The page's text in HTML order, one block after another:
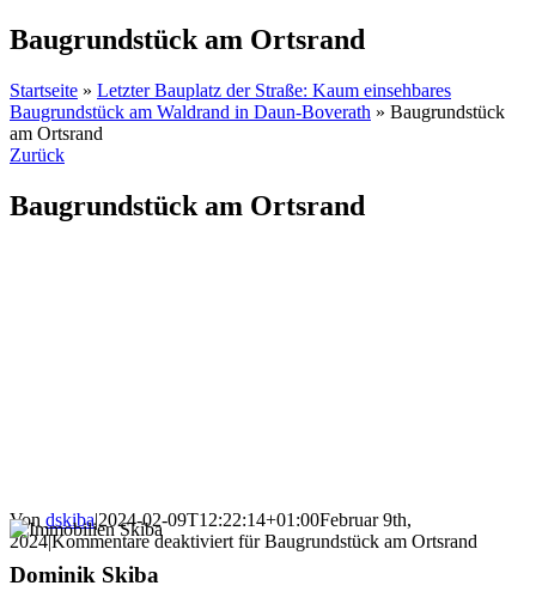
Baugrundstück am Ortsrand
Startseite » Letzter Bauplatz der Straße: Kaum einsehbares
Baugrundstück am Waldrand in Daun-Boverath » Baugrundstück
am Ortsrand
Zurück
Baugrundstück am Ortsrand
Von dskiba|2024-02-09T12:22:14+01:00Februar 9th,
2024|Kommentare deaktiviert für Baugrundstück am Ortsrand
Dominik Skiba